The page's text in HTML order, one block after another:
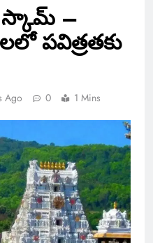
స్కామ్ –
పవిత్రతకు
Ago 0 1 Mins